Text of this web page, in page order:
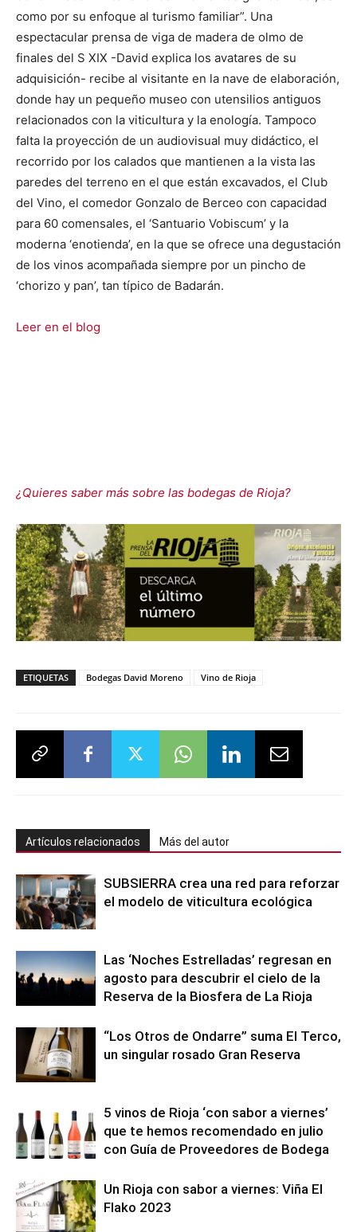
como por su enfoque al turismo familiar”. Una
espectacular prensa de viga de madera de olmo de
finales del S XIX -David explica los avatares de su
adquisición- recibe al visitante en la nave de elaboración,
donde hay un pequeño museo con utensilios antiguos
relacionados con la viticultura y la enología. Tampoco
falta la proyección de un audiovisual muy didáctico, el
recorrido por los calados que mantienen a la vista las
paredes del terreno en el que están excavados, el Club
del Vino, el comedor Gonzalo de Berceo con capacidad
para 60 comensales, el ‘Santuario Vobiscum’ y la
moderna ‘enotienda’, en la que se ofrece una degustación
de los vinos acompañada siempre por un pincho de
‘chorizo y pan’, tan típico de Badarán.
Leer en el blog
¿Quieres saber más sobre las bodegas de Rioja?
ETIQUETAS Bodegas David Moreno Vino de Rioja
Artículos relacionados Más del autor
SUBSIERRA crea una red para reforzar
el modelo de viticultura ecológica
Las ‘Noches Estrelladas’ regresan en
agosto para descubrir el cielo de la
Reserva de la Biosfera de La Rioja
“Los Otros de Ondarre” suma El Terco,
un singular rosado Gran Reserva
5 vinos de Rioja ‘con sabor a viernes’
que te hemos recomendado en julio
con Guía de Proveedores de Bodega
Un Rioja con sabor a viernes: Viña El
Flako 2023